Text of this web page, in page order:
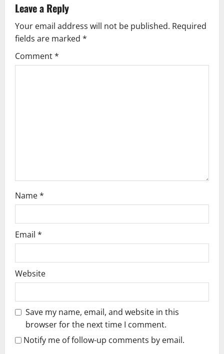
a
v
i
n
Leave a Reply
Your email address will not be published. Required
fields are marked *
Comment*
Name*
Email *
Website
Save my name, email, and website in this
browser for the next time I comment.
Notify me of follow-up comments by email.